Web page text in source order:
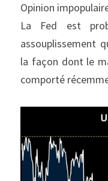
Opinion
La Fed est
assouplissement
la façon dont le
comporté